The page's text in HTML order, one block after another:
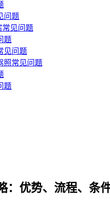
问题
常见问题
题
见问题
照常见问题
题
：优势、流程、条